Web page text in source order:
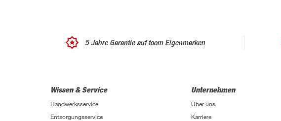
5 Jahre Garantie auf toom Eigenmarken
Wissen & Service
Handwerksservice
Entsorgungsservice
Unternehmen
Über uns
Karriere